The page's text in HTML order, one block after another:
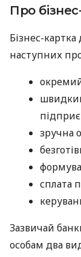
Про
Бізнес-
наступних
окремий
зручна
сплата
Зазвичай
особам два